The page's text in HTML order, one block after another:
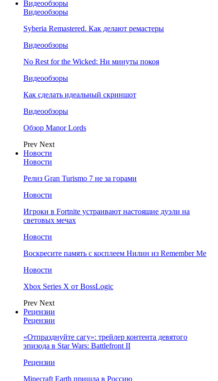
Видеообзоры
Видеообзоры
Syberia Remastered. Как делают ремастеры
Видеообзоры
No Rest for the Wicked: Ни минуты покоя
Видеообзоры
Как сделать идеальный скриншот
Видеообзоры
Обзор Manor Lords
Prev Next
Новости
Новости
Релиз Gran Turismo 7 не за горами
Новости
Игроки в Fortnite устраивают настоящие дуэли на
световых мечах
Новости
Воскресите память с косплеем Нилин из Remember Me
Новости
Xbox Series X от BossLogic
Prev Next
Рецензии
Рецензии
«Отпразднуйте сагу»: трейлер контента девятого
эпизода в Star Wars: Battlefront II
Рецензии
Minecraft Earth пришла в Россию